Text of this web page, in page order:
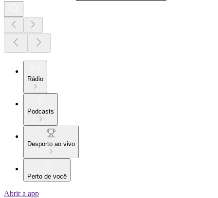
Rádio
Podcasts
Desporto ao vivo
Perto de você
Abrir a app